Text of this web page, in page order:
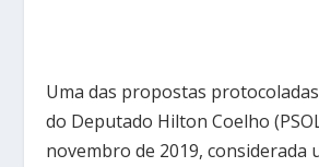
Uma das propostas
do Deputado Hilton Coelho
novembro de 2019, considerada